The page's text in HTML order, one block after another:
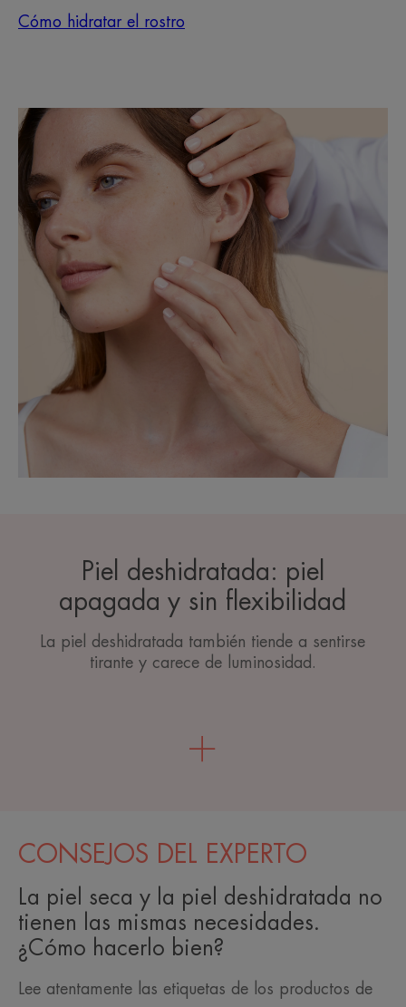
Cómo hidratar el rostro
Piel deshidratada: piel
apagada y sin flexibilidad
La piel deshidratada también tiende a sentirse
tirante y carece de luminosidad.
CONSEJOS DEL EXPERTO
La piel seca y la piel deshidratada no
tienen las mismas necesidades.
¿Cómo hacerlo bien?
Lee atentamente las etiquetas de los productos de